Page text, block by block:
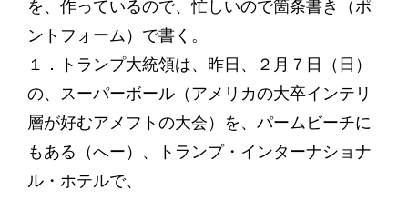
を、作っているので、忙しいので箇条書き（ポ
ントフォーム）で書く。
１．トランプ大統領は、昨日、２月７日（日）
の、スーパーボール（アメリカの大卒インテリ
層が好むアメフトの大会）を、パームビーチに
もある（へー）、トランプ・インターナショナ
ル・ホテルで、